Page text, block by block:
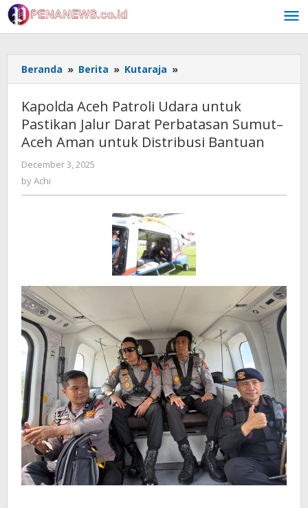
Skip
to
content
Beranda » Berita » Kutaraja »
Aceh
Udara
untuk
Pastikan
Sumut–
Aceh
untuk
Distribusi
Bantuan
Kapolda Aceh Patroli Udara untuk
Pastikan Jalur Darat Perbatasan Sumut–
Aceh Aman untuk Distribusi Bantuan
December 3, 2025
byAchi